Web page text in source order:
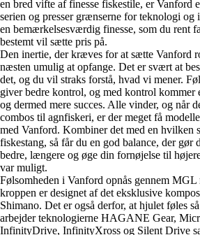
en bred vifte af finesse fiskestile, er Vanford
serien og presser grænserne for teknologi
en bemærkelsesværdig finesse, som du rent
bestemt vil sætte pris på.
Den inertie, der kræves for at sætte Vanford
næsten umulig at opfange. Det er svært at
det, og du vil straks forstå, hvad vi mener.
giver bedre kontrol, og med kontrol kommer
og dermed mere succes. Alle vinder, og når
combos til agnfiskeri, er der meget få
med Vanford. Kombiner det med en hvilken
fiskestang, så får du en god balance, der
bedre, længere og øge din fornøjelse til
var muligt.
Følsomheden i Vanford opnås gennem MGL
kroppen er designet af det eksklusive
Shimano. Det er også derfor, at hjulet føles
arbejder teknologierne HAGANE Gear,
InfinityDrive, InfinityXross og Silent Drive